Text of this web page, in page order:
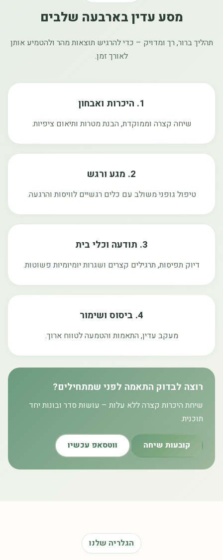
מסע עדין בארבעה שלבים
תהליך ברור, רך ומדויק – כדי להרגיש תוצאות מהר ולהטמיע אותן
לאורך זמן.
1. היכרות ואבחון
שיחה קצרה וממוקדת, הבנת מטרות ותיאום ציפיות.
2. מגע ורגש
טיפול גופני משולב עם כלים רגשיים לוויסות והרגעה.
3. תודעה וכלי בית
דיוק תפיסות, תרגילים קצרים ושגרות יומיומיות פשוטות.
4. ביסוס ושימור
מעקב עדין, התאמות והטמעה לטווח ארוך.
רוצה לבדוק התאמה לפני שמתחילים?
שיחת היכרות קצרה ללא עלות – עושות סדר ובונות יחד
תוכנית.
קובעות שיחה ווטסאפ עכשיו
הגלריה שלנו